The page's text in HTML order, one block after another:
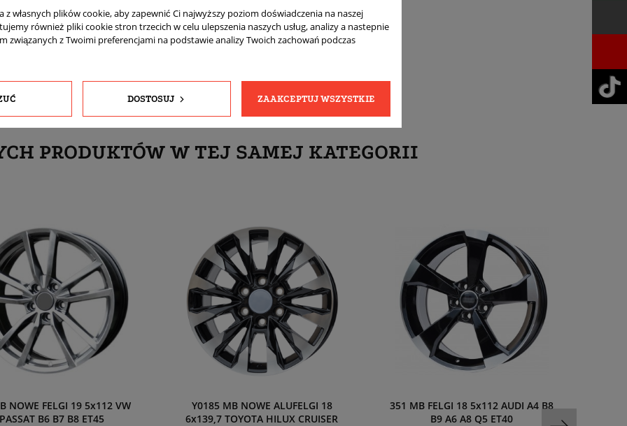
komplet (4 sztuki)
Tak
PRODUKTÓW W TEJ SAMEJ KATEGORII
NOWE FELGI 19 5x112 VW
PASSAT B6 B7 B8 ET45
Y0185 MB NOWE ALUFELGI 18
6x139,7 TOYOTA HILUX CRUISER
351 MB FELGI 18 5x112 AUDI A4 B8
B9 A6 A8 Q5 ET40
z własnych plików cookie, aby zapewnić Ci najwyższy poziom doświadczenia na naszej
również pliki cookie stron trzecich w celu ulepszenia naszych usług, analizy a nastepnie
związanych z Twoimi preferencjami na podstawie analizy Twoich zachowań podczas
DOSTOSUJ ZAAKCEPTUJ WSZYSTKIE